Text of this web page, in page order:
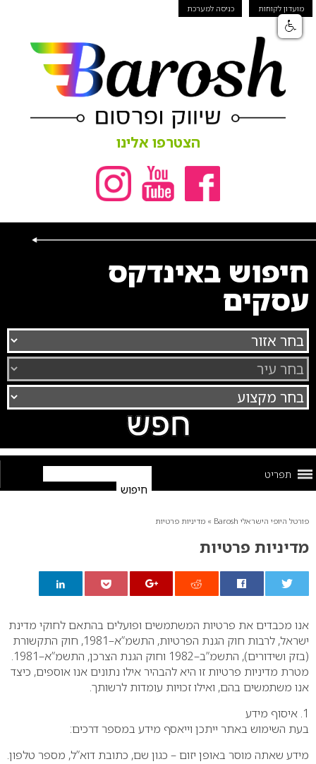
מועדון לקוחות כניסה למערכת
הצטרפו אלינו
חיפוש באינדקס
עסקים
תפריט
פורטל היופי הישראלי Barosh » מדיניות פרטיות
מדיניות פרטיות
אנו מכבדים את פרטיות המשתמשים ופועלים בהתאם לחוקי מדינת
ישראל, לרבות חוק הגנת הפרטיות, התשמ”א–1981, חוק התקשורת
(בזק ושידורים), התשמ”ב–1982 וחוק הגנת הצרכן, התשמ”א–1981.
מטרת מדיניות פרטיות זו היא להבהיר אילו נתונים אנו אוספים, כיצד
אנו משתמשים בהם, ואילו זכויות עומדות לרשותך.
1. איסוף מידע
בעת השימוש באתר ייתכן וייאסף מידע במספר דרכים:
מידע שאתה מוסר באופן יזום – כגון שם, כתובת דוא”ל, מספר טלפון.